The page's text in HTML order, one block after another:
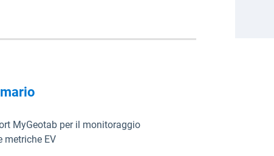
MyGeotab per il monitoraggio
metriche EV